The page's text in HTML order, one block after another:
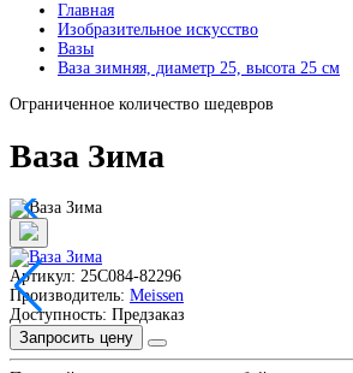
Главная
Изобразительное искусство
Вазы
Ваза зимняя, диаметр 25, высота 25 см
Ограниченное количество шедевров
Ваза Зима
Артикул: 25C084-82296
Производитель: Meissen
Доступность: Предзаказ
Запросить цену